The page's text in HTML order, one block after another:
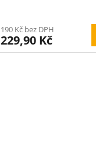
190 Kč bez DPH
229,90 Kč